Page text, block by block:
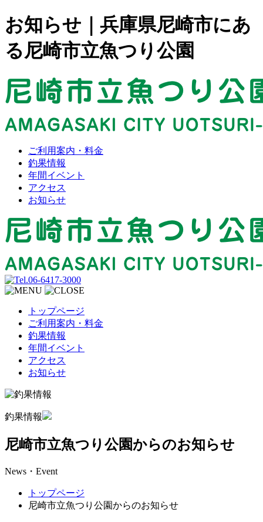
お知らせ｜兵庫県尼崎市にあ
る尼崎市立魚つり公園
ご利用案内・料金
釣果情報
年間イベント
アクセス
お知らせ
トップページ
ご利用案内・料金
釣果情報
年間イベント
アクセス
お知らせ
釣果情報
尼崎市立魚つり公園からのお知らせ
News・Event
トップページ
尼崎市立魚つり公園からのお知らせ